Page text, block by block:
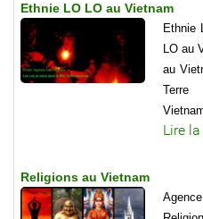
Ethnie LO LO au Vietnam
Ethnie
LO au
au
Terre
Lire
Religions au Vietnam